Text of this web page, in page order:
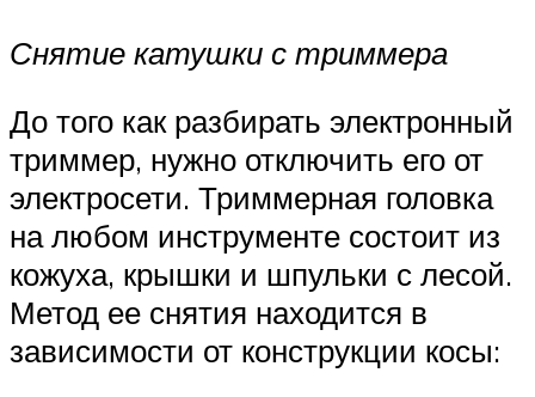
Снятие катушки с триммера
До того как разбирать электронный
триммер, нужно отключить его от
электросети. Триммерная головка
на любом инструменте состоит из
кожуха, крышки и шпульки с лесой.
Метод ее снятия находится в
зависимости от конструкции косы: